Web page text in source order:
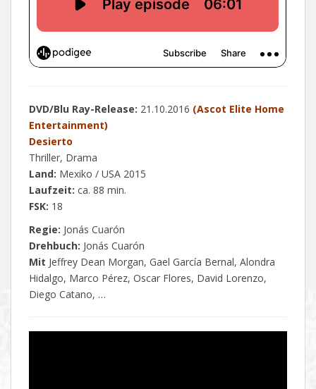
DVD/Blu Ray-Release: 21.10.2016 (Ascot Elite Home
Entertainment)
Desierto
Thriller, Drama
Land: Mexiko / USA 2015
Laufzeit: ca. 88 min.
FSK: 18
Regie: Jonás Cuarón
Drehbuch: Jonás Cuarón
Mit Jeffrey Dean Morgan, Gael García Bernal, Alondra
Hidalgo, Marco Pérez, Oscar Flores, David Lorenzo,
Diego Catano, …